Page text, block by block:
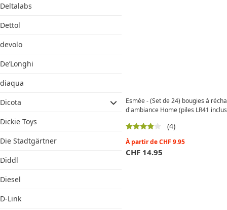
Deltalabs
Dettol
devolo
De’Longhi
diaqua
Dicota
Dickie Toys
Die Stadtgärtner
Diddl
Diesel
D-Link
Esmée - (Set de 24) bougies à
d'ambiance Home (piles LR41
(4)
À partir deCHF 9.95
CHF 14.95